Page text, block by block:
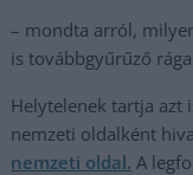
– mondta arról,
is továbbgyűrűző
Helytelenek tartja azt
nemzeti oldalként
nemzeti oldal. A